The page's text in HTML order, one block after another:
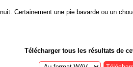
Certainement une pie bavarde ou un
Télécharger tous les résultats de
Télécharger